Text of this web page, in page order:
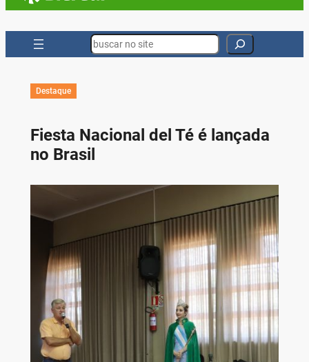
Search
Destaque
Fiesta Nacional del Té é lançada
no Brasil